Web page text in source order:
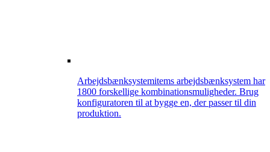
Arbejdsbænksystemitems arbejdsbænksystem har
1800 forskellige kombinationsmuligheder. Brug
konfiguratoren til at bygge en, der passer til din
produktion.